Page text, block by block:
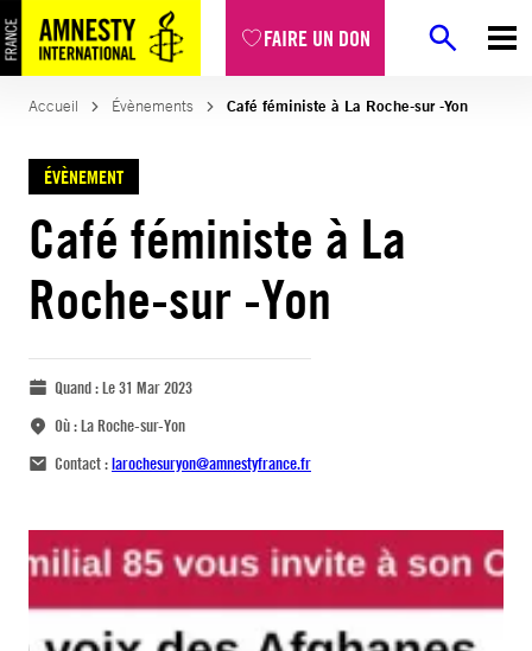
FAIRE UN DON
Accueil Évènements Café féministe à La Roche-sur -Yon
ÉVÈNEMENT
Café féministe à La
Roche-sur -Yon
Quand :Le 31 Mar 2023
Où :La Roche-sur-Yon
Contact :larochesuryon@amnestyfrance.fr